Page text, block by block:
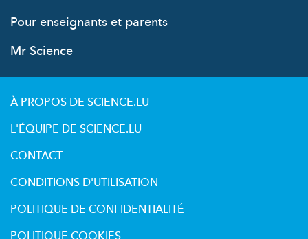
Pour enseignants et parents
Mr Science
À PROPOS DE SCIENCE.LU
L'ÉQUIPE DE SCIENCE.LU
CONTACT
CONDITIONS D'UTILISATION
POLITIQUE DE CONFIDENTIALITÉ